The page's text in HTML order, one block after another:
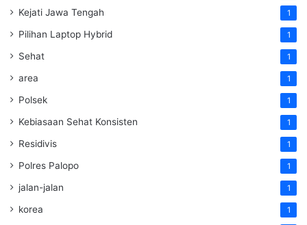
Kejati Jawa Tengah 1
Pilihan Laptop Hybrid 1
Sehat 1
area 1
Polsek 1
Kebiasaan Sehat Konsisten 1
Residivis 1
Polres Palopo 1
jalan-jalan 1
korea 1